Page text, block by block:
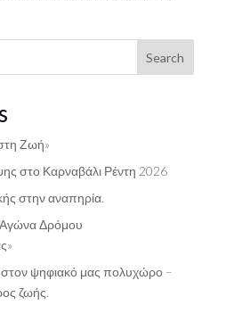
Search
Ζωή»
στο Καρναβάλι Ρέντη 2026
στην αναπηρία.
Δρόμου
στον ψηφιακό μας πολυχώρο –
ζωής.